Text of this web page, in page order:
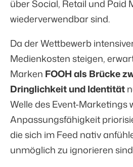
über Social, Retail und Paid
wiederverwendbar sind.
Da der Wettbewerb
Medienkosten steigen,
Marken FOOH als Brücke
Dringlichkeit und Identität
Welle des Event-Marketings
Anpassungsfähigkeit
die sich im Feed nativ
unmöglich zu ignorieren